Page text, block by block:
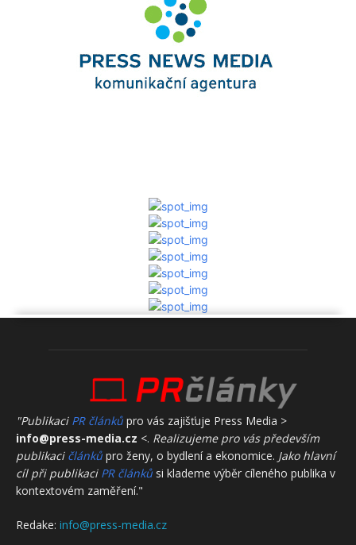
"Publikaci PR článků pro vás zajišťuje Press Media >
info@press-media.cz <. Realizujeme pro vás především
publikaci článků pro ženy, o bydlení a ekonomice. Jako hlavní
cíl při publikaci PR článků si klademe výběr cíleného publika v
kontextovém zaměření."
Redake: info@press-media.cz